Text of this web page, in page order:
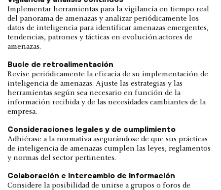
Implementar herramientas para la vigilancia en tiempo real
del panorama de amenazas y analizar periódicamente los
datos de inteligencia para identificar amenazas emergentes,
tendencias, patrones y tácticas en evolución.actores de
amenazas.
Bucle de retroalimentación
Revise periódicamente la eficacia de su implementación de
inteligencia de amenazas. Ajuste las estrategias y las
herramientas según sea necesario en función de la
información recibida y de las necesidades cambiantes de la
empresa.
Consideraciones legales y de cumplimiento
Adhiérase a la normativa asegurándose de que sus prácticas
de inteligencia de amenazas cumplen las leyes, reglamentos
y normas del sector pertinentes.
Colaboración e intercambio de información
Considere la posibilidad de unirse a grupos o foros de